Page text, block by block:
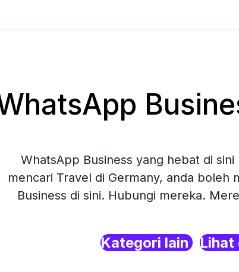
WhatsApp Business yang hebat di
mencari Travel di Germany, anda boleh
Business di sini. Hubungi mereka.
Kategori lain Lihat